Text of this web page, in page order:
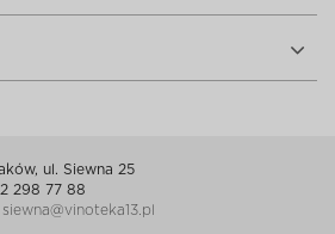
ul. Siewna 25
298 77 88
siewna@vinoteka13.pl